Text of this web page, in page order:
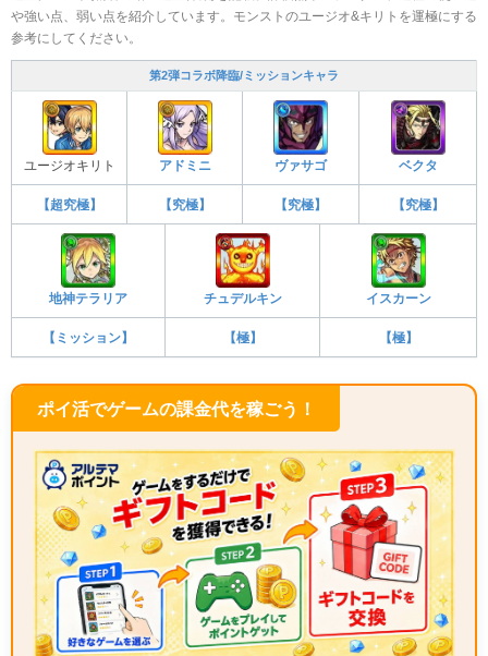
や強い点、弱い点を紹介しています。モンストのユージオ&キリトを運極にする
参考にしてください。
第2弾コラボ降臨/ミッションキャラ
ユージオキリト アドミニ ヴァサゴ ベクタ
【超究極】 【究極】 【究極】 【究極】
地神テラリア チュデルキン イスカーン
【ミッション】 【極】 【極】
ポイ活でゲームの課金代を稼ごう！